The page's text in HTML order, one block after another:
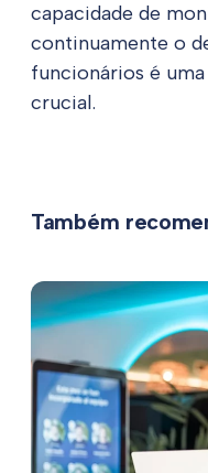
capacidade de
continuamente o
funcionários é
crucial.
Também